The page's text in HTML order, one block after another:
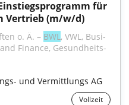
Vertrieb (m/w/d)
o. Ä. – BWL, VWL, Busi­
Fi­nance, Ge­sund­heits­
und Vermittlungs AG
Vollzeit